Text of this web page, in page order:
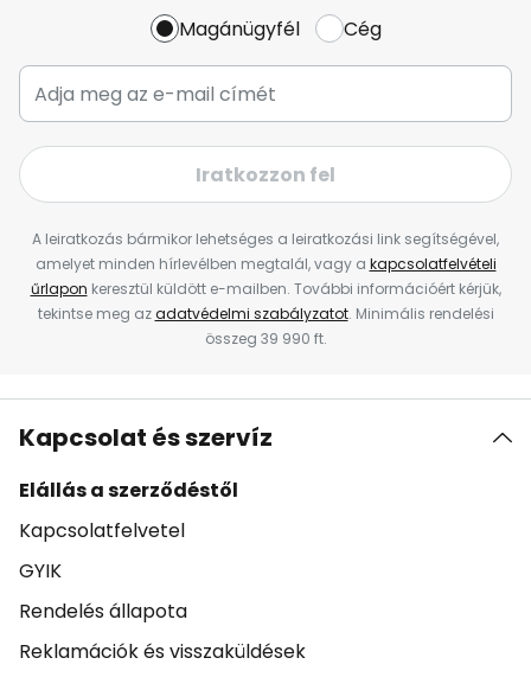
Magánügyfél Cég
Iratkozzon fel
A leiratkozás bármikor lehetséges a leiratkozási link segítségével,
amelyet minden hírlevélben megtalál, vagy a kapcsolatfelvételi
űrlapon keresztül küldött e-mailben. További információért kérjük,
tekintse meg azadatvédelmi szabályzatot. Minimális rendelési
összeg 39 990 ft.
Kapcsolat és szervíz
Elállás a szerződéstől
Kapcsolatfelvetel
GYIK
Rendelés állapota
Reklamációk és visszaküldések